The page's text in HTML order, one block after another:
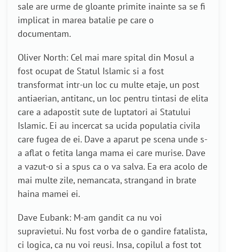
sale are urme de gloante primite inainte sa se fi
implicat in marea batalie pe care o
documentam.
Oliver North: Cel mai mare spital din Mosul a
fost ocupat de Statul Islamic si a fost
transformat intr-un loc cu multe etaje, un post
antiaerian, antitanc, un loc pentru tintasi de elita
care a adapostit sute de luptatori ai Statului
Islamic. Ei au incercat sa ucida populatia civila
care fugea de ei. Dave a aparut pe scena unde s-
a aflat o fetita langa mama ei care murise. Dave
a vazut-o si a spus ca o va salva. Ea era acolo de
mai multe zile, nemancata, strangand in brate
haina mamei ei.
Dave Eubank: M-am gandit ca nu voi
supravietui. Nu fost vorba de o gandire fatalista,
ci logica, ca nu voi reusi. Insa, copilul a fost tot